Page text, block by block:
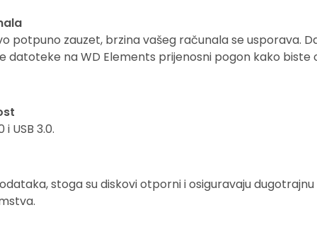
potpuno zauzet, brzina vašeg računala se usporava.
datoteke na WD Elements prijenosni pogon kako
USB 3.0.
stoga su diskovi otporni i osiguravaju